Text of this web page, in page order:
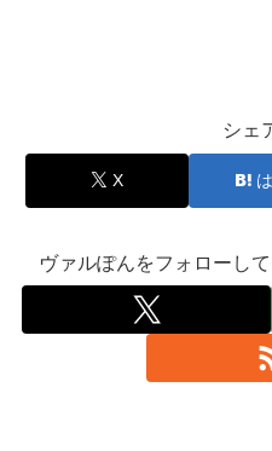
シェ
X
ヴァルぽんをフォローし